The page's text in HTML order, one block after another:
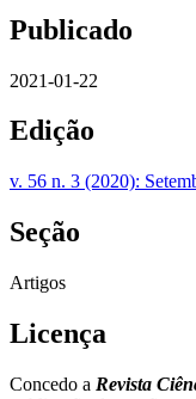
Publicado
2021-01-22
Edição
v. 56 n. 3 (2020):
Seção
Artigos
Licença
Concedo a Revista